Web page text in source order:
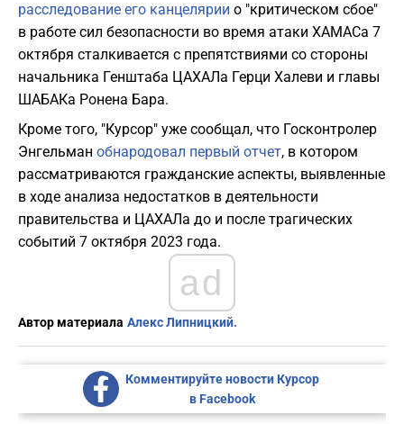
расследование его канцелярии о "критическом сбое"
в работе сил безопасности во время атаки ХАМАСа 7
октября сталкивается с препятствиями со стороны
начальника Генштаба ЦАХАЛа Герци Халеви и главы
ШАБАКа Ронена Бара.
Кроме того, "Курсор" уже сообщал, что Госконтролер
Энгельман обнародовал первый отчет, в котором
рассматриваются гражданские аспекты, выявленные
в ходе анализа недостатков в деятельности
правительства и ЦАХАЛа до и после трагических
событий 7 октября 2023 года.
ad
Автор материала Алекс Липницкий.
Комментируйте новости Курсор
в Facebook